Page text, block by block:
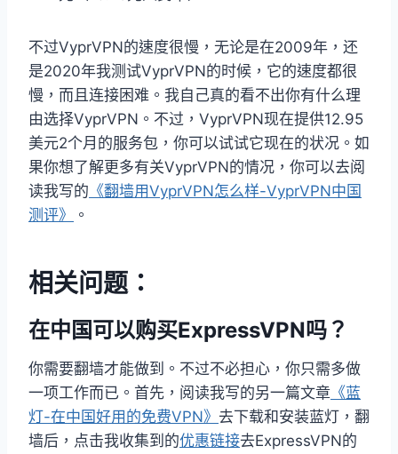
不过VyprVPN的速度很慢，无论是在2009年，还
是2020年我测试VyprVPN的时候，它的速度都很
慢，而且连接困难。我自己真的看不出你有什么理
由选择VyprVPN。不过，VyprVPN现在提供12.95
美元2个月的服务包，你可以试试它现在的状况。如
果你想了解更多有关VyprVPN的情况，你可以去阅
读我写的 《翻墙用VyprVPN怎么样-VyprVPN中国
测评》
。
相关问题：
在中国可以购买ExpressVPN吗？
你需要翻墙才能做到。不过不必担心，你只需多做
一项工作而已。首先，阅读我写的另一篇文章 《蓝
灯-在中国好用的免费VPN》 去下载和安装蓝灯，翻
墙后，点击我收集到的优惠链接去ExpressVPN的